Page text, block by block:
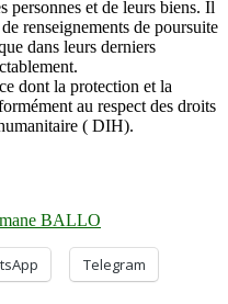
personnes et de leurs biens. Il
renseignements de poursuite
dans leurs derniers
dont la protection et la
au respect des droits
( DIH).
BALLO
Telegram